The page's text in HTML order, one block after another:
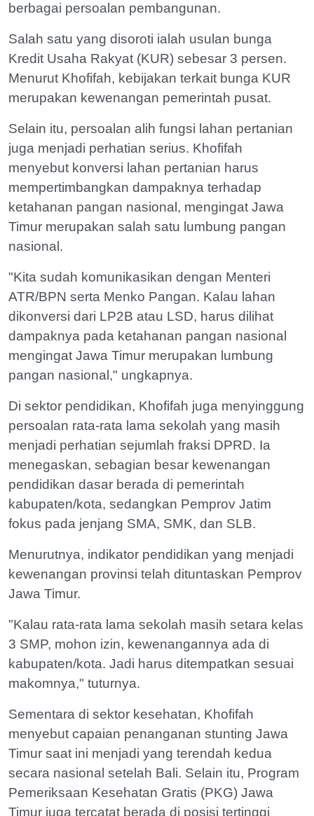
berbagai persoalan pembangunan.
Salah satu yang disoroti ialah usulan bunga
Kredit Usaha Rakyat (KUR) sebesar 3 persen.
Menurut Khofifah, kebijakan terkait bunga KUR
merupakan kewenangan pemerintah pusat.
Selain itu, persoalan alih fungsi lahan pertanian
juga menjadi perhatian serius. Khofifah
menyebut konversi lahan pertanian harus
mempertimbangkan dampaknya terhadap
ketahanan pangan nasional, mengingat Jawa
Timur merupakan salah satu lumbung pangan
nasional.
"Kita sudah komunikasikan dengan Menteri
ATR/BPN serta Menko Pangan. Kalau lahan
dikonversi dari LP2B atau LSD, harus dilihat
dampaknya pada ketahanan pangan nasional
mengingat Jawa Timur merupakan lumbung
pangan nasional," ungkapnya.
Di sektor pendidikan, Khofifah juga menyinggung
persoalan rata-rata lama sekolah yang masih
menjadi perhatian sejumlah fraksi DPRD. Ia
menegaskan, sebagian besar kewenangan
pendidikan dasar berada di pemerintah
kabupaten/kota, sedangkan Pemprov Jatim
fokus pada jenjang SMA, SMK, dan SLB.
Menurutnya, indikator pendidikan yang menjadi
kewenangan provinsi telah dituntaskan Pemprov
Jawa Timur.
"Kalau rata-rata lama sekolah masih setara kelas
3 SMP, mohon izin, kewenangannya ada di
kabupaten/kota. Jadi harus ditempatkan sesuai
makomnya," tuturnya.
Sementara di sektor kesehatan, Khofifah
menyebut capaian penanganan stunting Jawa
Timur saat ini menjadi yang terendah kedua
secara nasional setelah Bali. Selain itu, Program
Pemeriksaan Kesehatan Gratis (PKG) Jawa
Timur juga tercatat berada di posisi tertinggi